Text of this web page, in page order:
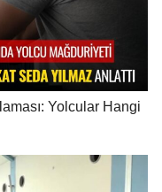
Yolcular Hangi